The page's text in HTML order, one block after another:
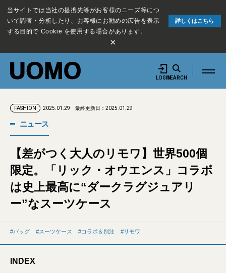
当サイトでは当社の提携先等がお客様のニーズ等につ
いて調査・分析したり、お客様にお勧めの広告を表示
する目的で Cookie を使用する場合があります。
詳しくはこちら
×
LOGINSEARCH
FASHION 2025.01.29 最終更新日：2025.01.29
ニュース
【差がつく大人のリモワ】世界500個
限定。「リック・オウエンス」コラボ
は史上最高に“ダークラグジュアリ
ー”なスーツケース
バッグ スーツケース コラボ＆別注 リモワ
INDEX